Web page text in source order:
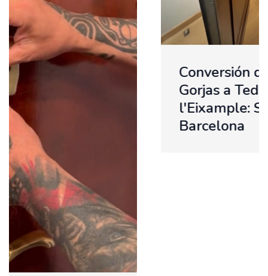
Conversión de Cerradura de
Gorjas a Tedee Pro en
l'Eixample: Seguridad Digital en